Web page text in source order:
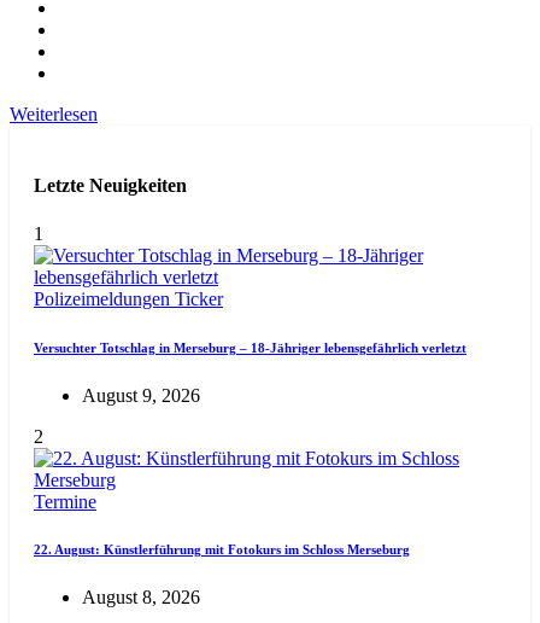
Weiterlesen
Letzte Neuigkeiten
1
Polizeimeldungen Ticker
Versuchter Totschlag in Merseburg – 18-Jähriger lebensgefährlich verletzt
August 9, 2026
2
Termine
22. August: Künstlerführung mit Fotokurs im Schloss Merseburg
August 8, 2026